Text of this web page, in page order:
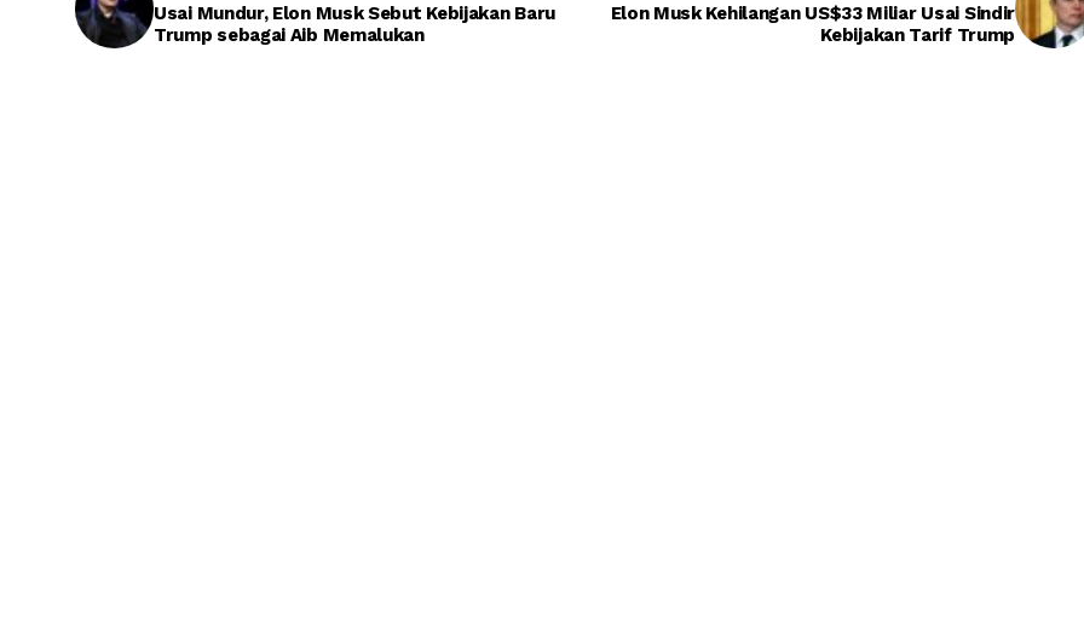
Usai Mundur, Elon Musk Sebut Kebijakan Baru
Trump sebagai Aib Memalukan
Elon Musk Kehilangan US$33 Miliar Usai Sindir
Kebijakan Tarif Trump